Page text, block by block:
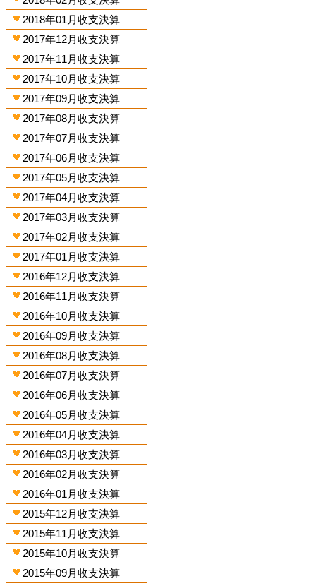
2018年01月收支決算
2017年12月收支決算
2017年11月收支決算
2017年10月收支決算
2017年09月收支決算
2017年08月收支決算
2017年07月收支決算
2017年06月收支決算
2017年05月收支決算
2017年04月收支決算
2017年03月收支決算
2017年02月收支決算
2017年01月收支決算
2016年12月收支決算
2016年11月收支決算
2016年10月收支決算
2016年09月收支決算
2016年08月收支決算
2016年07月收支決算
2016年06月收支決算
2016年05月收支決算
2016年04月收支決算
2016年03月收支決算
2016年02月收支決算
2016年01月收支決算
2015年12月收支決算
2015年11月收支決算
2015年10月收支決算
2015年09月收支決算